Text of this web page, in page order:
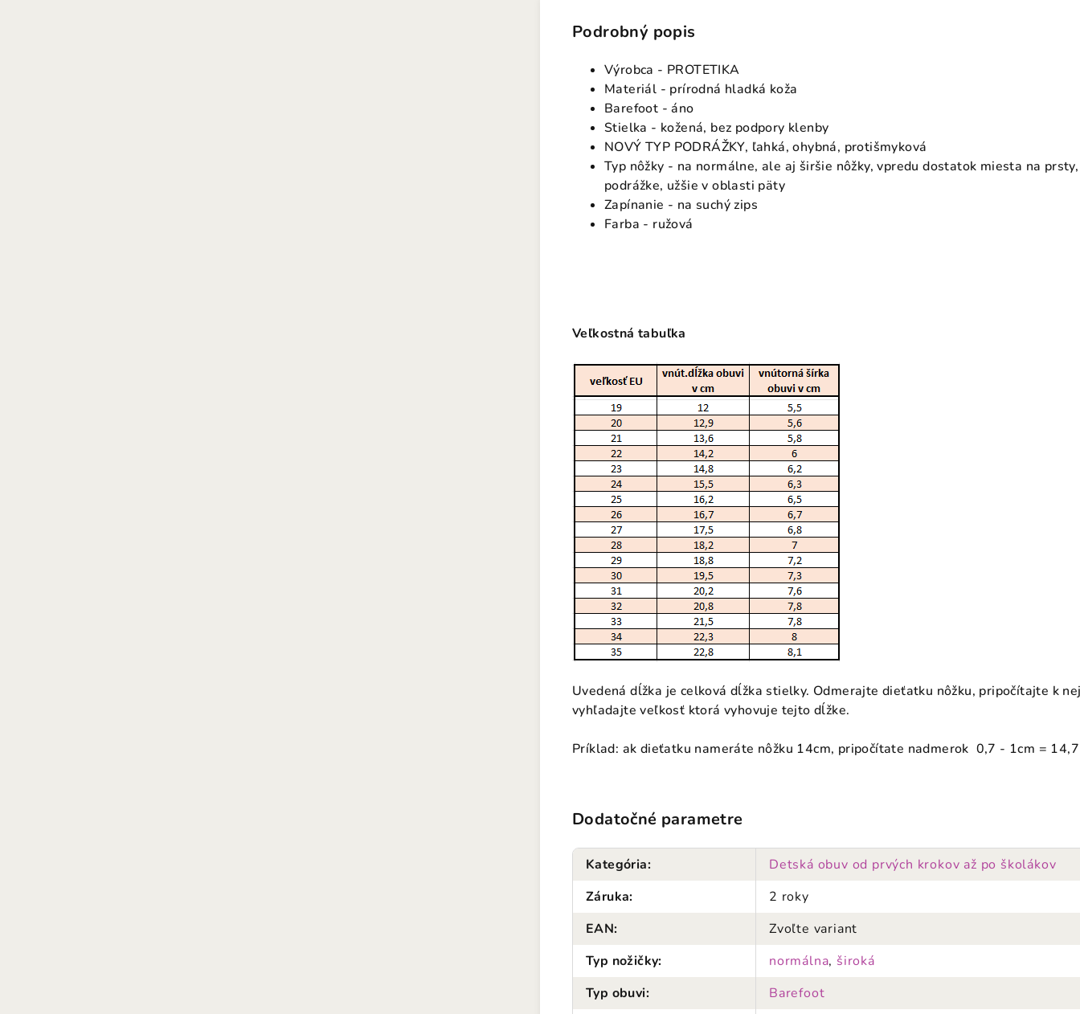
Podrobný popis
Výrobca - PROTETIKA
Materiál - prírodná hladká koža
Barefoot - áno
Stielka - kožená, bez podpory klenby
NOVÝ TYP PODRÁŽKY, ľahká, ohybná, protišmyková
Typ nôžky - na normálne, ale aj širšie nôžky, vpredu dostatok miesta na
podrážke, užšie v oblasti päty
Zapínanie - na suchý zips
Farba - ružová
Veľkostná tabuľka
Uvedená dĺžka je celková dĺžka stielky. Odmerajte dieťatku nôžku, pripočítajte k
vyhľadajte veľkosť ktorá vyhovuje tejto dĺžke.
Príklad: ak dieťatku nameráte nôžku 14cm, pripočítate nadmerok 0,7 - 1cm =
Dodatočné parametre
Kategória:
Detská obuv od prvých krokov až po školákov
Záruka:
2 roky
EAN:
Zvoľte variant
Typ nožičky: normálna, široká
Typ obuvi:
Barefoot